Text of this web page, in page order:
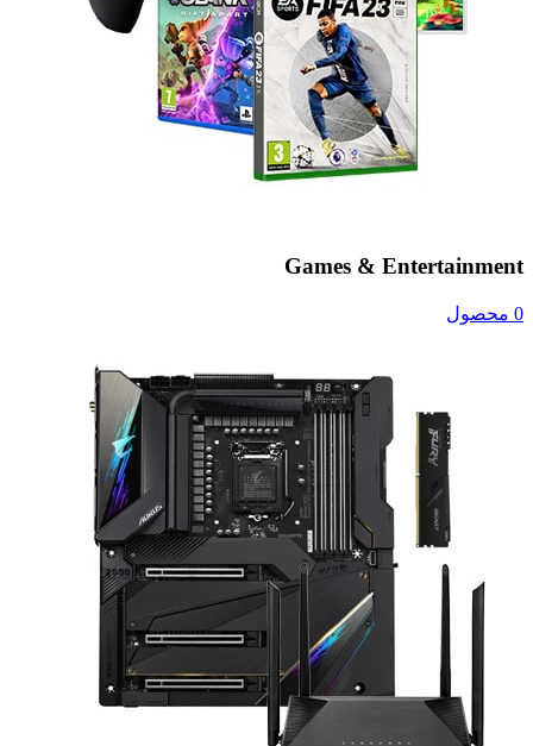
Games & Entertainment
0 محصول